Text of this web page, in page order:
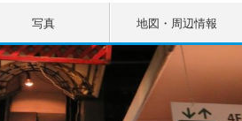
写真 地図・周辺情報